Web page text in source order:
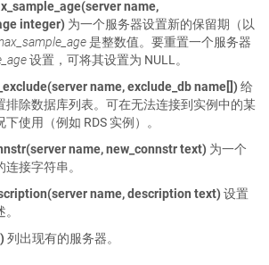
name,
integer) 为一个服务器设置新的保留期（以
是整数值。要重置一个服务器
设置，可将其设置为 NULL。
name, exclude_db name[]) 给
排除数据库列表。可在无法连接到实例中的某
使用（例如 RDS 实例）。
name, new_connstr text) 为一个
接字符串。
name, description text) 设置
列出现有的服务器。